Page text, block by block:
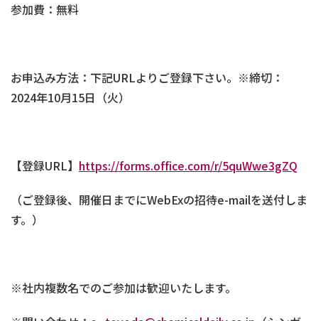
参加費：無料
お申込み方法：下記URLよりご登録下さい。※締切：
2024年10月15日（火）
【登録URL】 https://forms.office.com/r/5quWwe3gZQ
（ご登録後、開催日までにWebExの招待e-mailを送付しま
す。）
※社内複数名でのご参加は歓迎いたします。